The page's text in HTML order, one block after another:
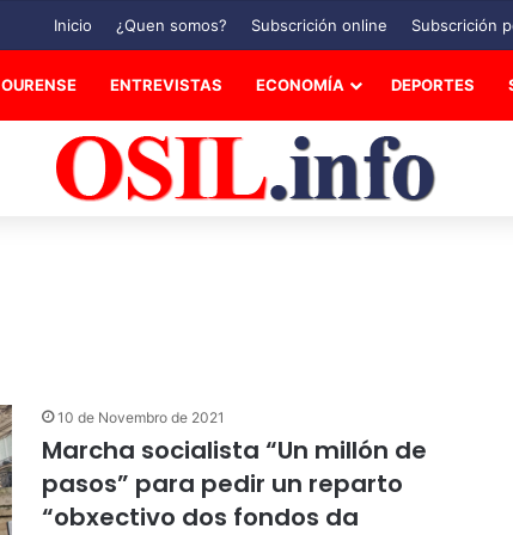
Inicio ¿Quen somos? Subscrición online Subscrición
OURENSE ENTREVISTAS ECONOMÍA DEPORTES
10 de Novembro de 2021
Marcha socialista “Un millón de
pasos” para pedir un reparto
“obxectivo dos fondos da